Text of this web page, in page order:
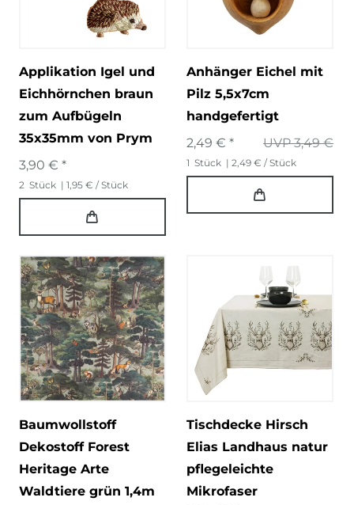
Applikation Igel und
Eichhörnchen braun
zum Aufbügeln
35x35mm von Prym
3,90 € *
2 Stück | 1,95 € / Stück
Anhänger Eichel mit
Pilz 5,5x7cm
handgefertigt
UVP 3,49 €
2,49 € *
1 Stück | 2,49 € / Stück
Baumwollstoff
Dekostoff Forest
Heritage Arte
Waldtiere grün 1,4m
Tischdecke Hirsch
Elias Landhaus natur
pflegeleichte
Mikrofaser